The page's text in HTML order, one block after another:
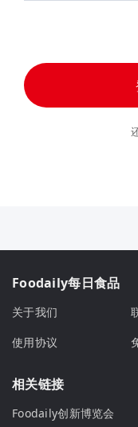
Foodaily每日食品
关于我们
使用协议
相关链接
Foodaily创新博览会